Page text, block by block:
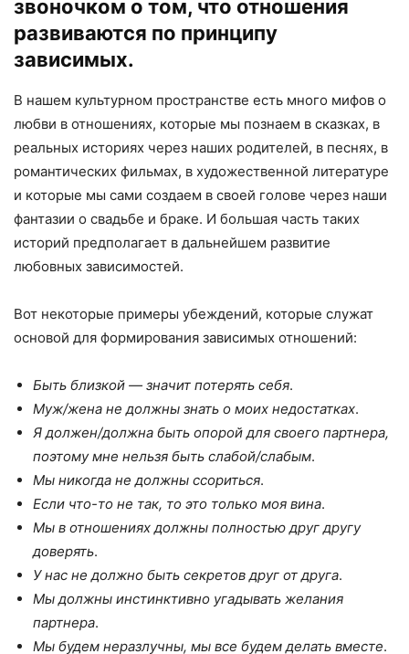
звоночком о том, что отношения
развиваются по принципу
зависимых.
В нашем культурном пространстве есть много мифов о
любви в отношениях, которые мы познаем в сказках, в
реальных историях через наших родителей, в песнях, в
романтических фильмах, в художественной литературе
и которые мы сами создаем в своей голове через наши
фантазии о свадьбе и браке. И большая часть таких
историй предполагает в дальнейшем развитие
любовных зависимостей.
Вот некоторые примеры убеждений, которые служат
основой для формирования зависимых отношений:
Быть близкой — значит потерять себя.
Муж/жена не должны знать о моих недостатках.
Я должен/должна быть опорой для своего партнера,
поэтому мне нельзя быть слабой/слабым.
Мы никогда не должны ссориться.
Если что-то не так, то это только моя вина.
Мы в отношениях должны полностью друг другу
доверять.
У нас не должно быть секретов друг от друга.
Мы должны инстинктивно угадывать желания
партнера.
Мы будем неразлучны, мы все будем делать вместе.